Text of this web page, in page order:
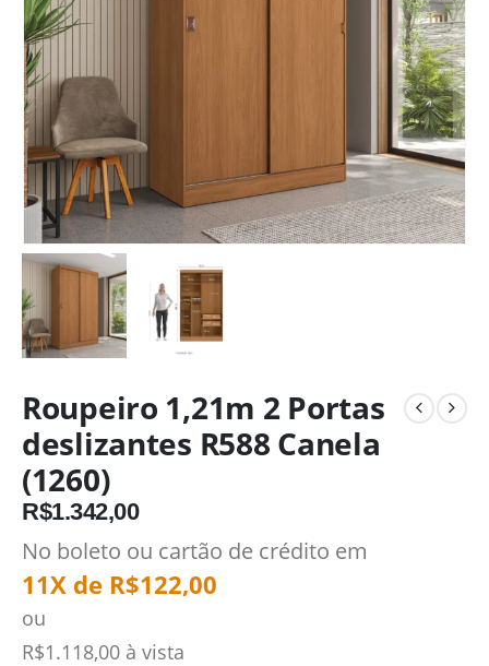
Roupeiro 1,21m 2 Portas
deslizantes R588 Canela
(1260)
R$1.342,00
No boleto ou cartão de crédito em
11X de R$122,00
ou
R$1.118,00 à vista